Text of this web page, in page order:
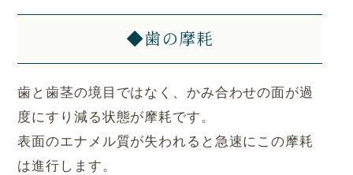
◆歯の摩耗
歯と歯茎の境目ではなく、かみ合わせの面が過
度にすり減る状態が摩耗です。
表面のエナメル質が失われると急速にこの摩耗
は進行します。